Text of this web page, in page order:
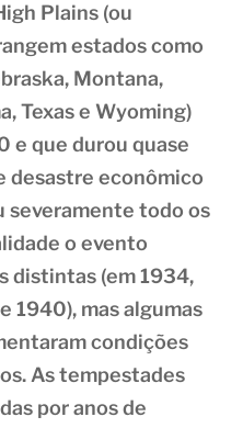
Plains (ou
estados como
Montana,
Texas e Wyoming)
e que durou quase
desastre econômico
severamente todo os
o evento
distintas (em 1934,
1940), mas algumas
condições
As tempestades
por anos de